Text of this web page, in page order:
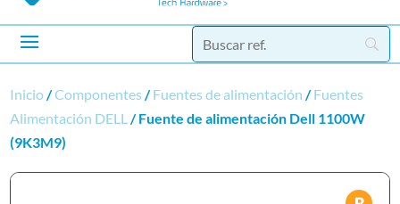
Inicio/Componentes /Fuentes de alimentación /Fuentes
Alimentación DELL/ Fuente de alimentación Dell 1100W
(9K3M9)